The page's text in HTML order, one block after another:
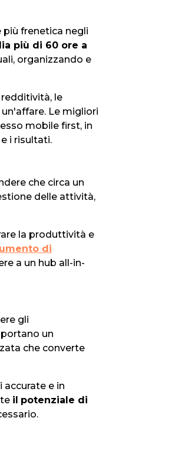
frenetica negli
più di 60 ore a
organizzando e
le
Le migliori
mobile first, in
i risultati.
che circa un
delle attività,
la produttività e
di
a un hub all-in-
gli
un
che converte
e in
il potenziale di